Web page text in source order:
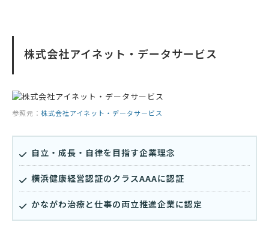
株式会社アイネット・データサービス
参照元： 株式会社アイネット・データサービス
自立・成長・自律を目指す企業理念
横浜健康経営認証のクラスAAAに認証
かながわ治療と仕事の両立推進企業に認定